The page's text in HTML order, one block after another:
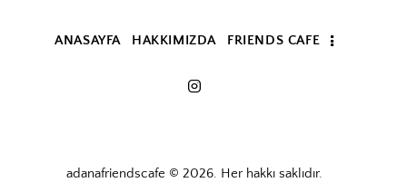
ANASAYFA HAKKIMIZDA FRIENDS CAFE
adanafriendscafe © 2026. Her hakkı saklıdır.